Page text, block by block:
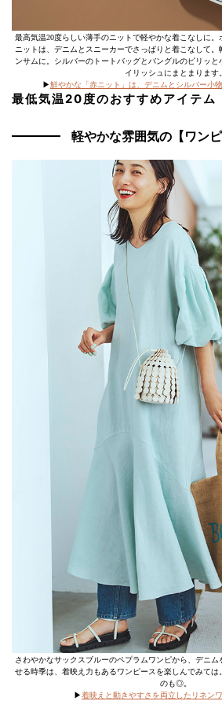
最高気温20度らしい薄手のニットで軽やかな着こなしに
ニットは、デニムとスニーカーでさっぱりと着こなして
ンサムに。シルバーのトートバッグとバングルのピリッ
イリッシュにまとまります。
▶鮮やかな「赤ニット」は、デニムとシルバー小
最低気温20度のおすすめアイテム
軽やかな雰囲気の【ワンピ
さわやかなサックスブルーのペプラムワンピから、デニ
せる時季は、着映え力もあるワンピースを楽しんでみて
のも◎。
▶着映えと動きやすさを両立したリネン